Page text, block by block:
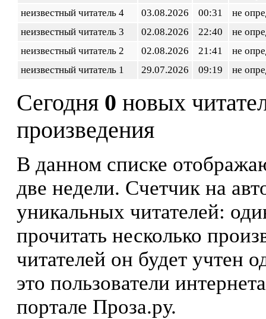
неизвестный читатель 4
03.08.2026 00:31
не
неизвестный читатель 3
02.08.2026 22:40
не
неизвестный читатель 2
02.08.2026 21:41
не
неизвестный читатель 1
29.07.2026 09:19 не
Сегодня 0 новых
произведения
В данном списке
две недели. Счетчик на
уникальных читателей:
прочитать несколько
читателей он будет учтен
это пользователи
портале Проза.ру.